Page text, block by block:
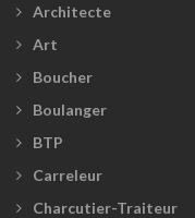
Architecte
Art
Boucher
Boulanger
BTP
Carreleur
Charcutier-Traiteur